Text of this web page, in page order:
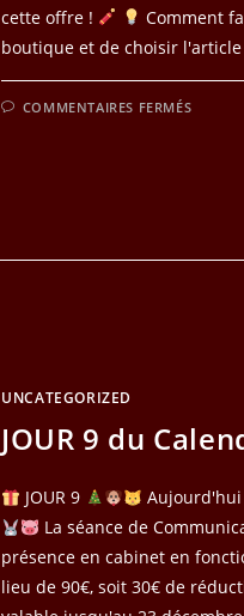
cette offre !
Comment
boutique et de choisir
COMMENTAIRES FERMÉSSUR
UNCATEGORIZED
JOUR 9 du
JOUR 9
Aujourd'hui
La séance de
présence en cabinet en
lieu de 90€, soit 30€ de